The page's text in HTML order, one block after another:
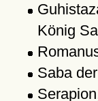
König
Saba